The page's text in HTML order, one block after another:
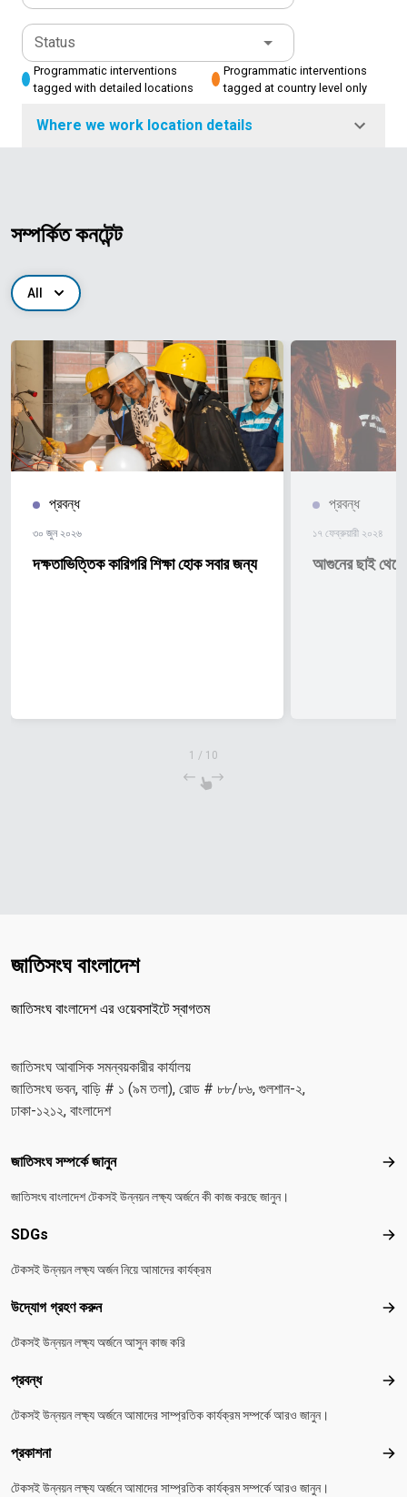
Status
Programmatic interventions
tagged with detailed locations
Programmatic interventions
tagged at country level only
Where we work location details
সম্পর্কিত কনটেন্ট
All
প্রবন্ধ
৩০ জুন ২০২৬
দক্ষতাভিত্তিক কারিগরি শিক্ষা হোক সবার জন্য
প্রবন্ধ
১৭ ফেব্রুয়ারী ২০২৪
আগুনের ছাই থেকে
1 / 10
জাতিসংঘ বাংলাদেশ
জাতিসংঘ বাংলাদেশ এর ওয়েবসাইটে স্বাগতম
জাতিসংঘ আবাসিক সমন্বয়কারীর কার্যালয়
জাতিসংঘ ভবন, বাড়ি # ১ (৯ম তলা), রোড # ৮৮/৮৬, গুলশান-২,
ঢাকা-১২১২, বাংলাদেশ
Footer menu
জাতিসংঘ সম্পর্কে জানুন
জাতিসংঘ বাংলাদেশ টেকসই উন্নয়ন লক্ষ্য অর্জনে কী কাজ করছে জানুন।
SDGs
টেকসই উন্নয়ন লক্ষ্য অর্জন নিয়ে আমাদের কার্যক্রম
উদ্যোগ গ্রহণ করুন
টেকসই উন্নয়ন লক্ষ্য অর্জনে আসুন কাজ করি
প্রবন্ধ
টেকসই উন্নয়ন লক্ষ্য অর্জনে আমাদের সাম্প্রতিক কার্যক্রম সম্পর্কে আরও জানুন।
প্রকাশনা
টেকসই উন্নয়ন লক্ষ্য অর্জনে আমাদের সাম্প্রতিক কার্যক্রম সম্পর্কে আরও জানুন।